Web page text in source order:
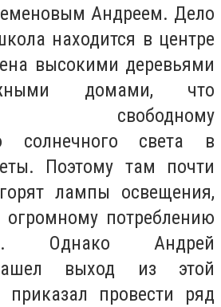
Андреем. Дело
находится в центре
высокими деревьями
домами, что
свободному
солнечного света в
Поэтому там почти
горят лампы освещения,
потреблению
Однако Андрей
выход из этой
провести ряд